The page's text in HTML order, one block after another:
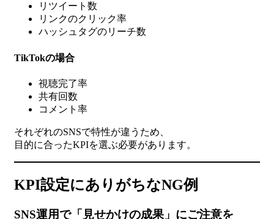
リツイート数
リンクのクリック率
ハッシュタグのリーチ数
TikTokの場合
視聴完了率
共有回数
コメント率
それぞれのSNSで特性が違うため、
目的に合ったKPIを選ぶ必要があります。
KPI設定にありがちなNG例
SNS運用で「見せかけの成果」にご注意を